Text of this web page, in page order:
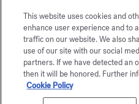
Un consulente è a tua
72 95 09 89 lunedì dalle
dalle 10.00 alle 19.00, o
Pagamento sicuro
This website uses cookies and
enhance user experience and to
traffic on our website. We also
use of our site with our social
partners. If we have detected an
then it will be honored. Further
Cookie Policy